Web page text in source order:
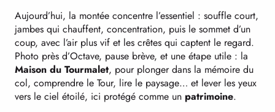
Aujourd’hui, la montée concentre l’essentiel : souffle court,
jambes qui chauffent, concentration, puis le sommet d’un
coup, avec l’air plus vif et les crêtes qui captent le regard.
Photo près d’Octave, pause brève, et une étape utile : la
Maison du Tourmalet, pour plonger dans la mémoire du
col, comprendre le Tour, lire le paysage… et lever les yeux
vers le ciel étoilé, ici protégé comme un patrimoine.